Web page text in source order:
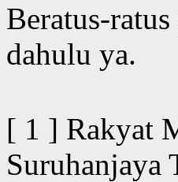
Beratus-
dahulu ya.
[ 1 ] Rakyat
Suruhanjaya